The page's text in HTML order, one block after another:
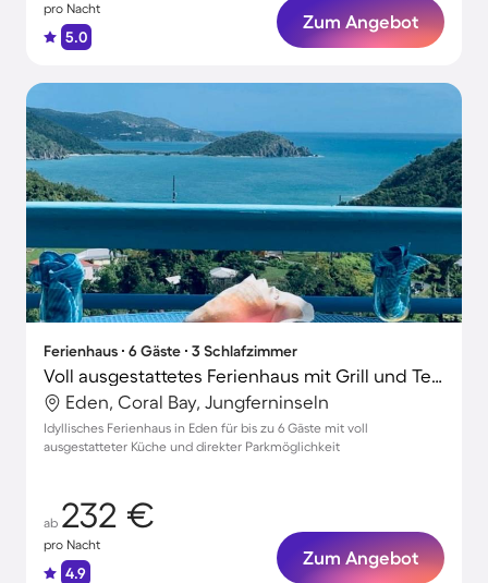
pro Nacht
5.0
Zum Angebot
Ferienhaus ∙ 6 Gäste ∙ 3 Schlafzimmer
Voll ausgestattetes Ferienhaus mit Grill und Terrasse | Naturblick
Eden, Coral Bay, Jungferninseln
Idyllisches Ferienhaus in Eden für bis zu 6 Gäste mit voll
ausgestatteter Küche und direkter Parkmöglichkeit
ab 232 €
pro Nacht
4.9
Zum Angebot